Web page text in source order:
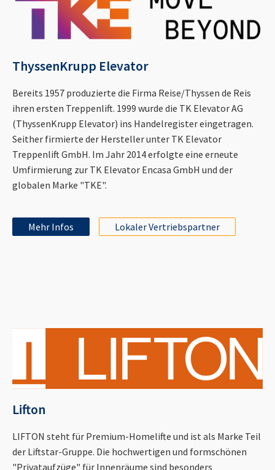
ThyssenKrupp Elevator
Bereits 1957 produzierte die Firma Reise/Thyssen de Reis
ihren ersten Treppenlift. 1999 wurde die TK Elevator AG
(ThyssenKrupp Elevator) ins Handelregister eingetragen.
Seither firmierte der Hersteller unter TK Elevator
Treppenlift GmbH. Im Jahr 2014 erfolgte eine erneute
Umfirmierung zur TK Elevator Encasa GmbH und der
globalen Marke "TKE".
Mehr Infos Lokaler Vertriebspartner
Lifton
LIFTON steht für Premium-Homelifte und ist als Marke Teil
der Liftstar-Gruppe. Die hochwertigen und formschönen
"Privataufzüge" für Innenräume sind besonders